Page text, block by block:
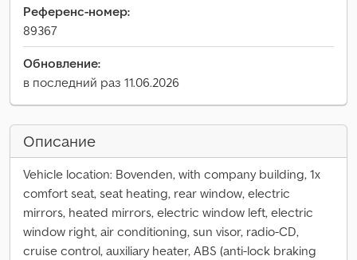
Референс-номер:
89367
Обновление:
в последний раз 11.06.2026
Описание
Vehicle location: Bovenden, with company building, 1x
comfort seat, seat heating, rear window, electric
mirrors, heated mirrors, electric window left, electric
window right, air conditioning, sun visor, radio-CD,
cruise control, auxiliary heater, ABS (anti-lock braking